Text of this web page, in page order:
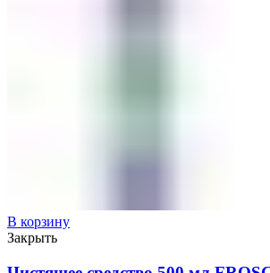
В корзину
Закрыть